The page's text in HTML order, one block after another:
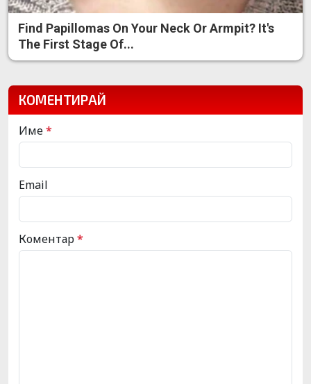
Find Papillomas On Your Neck Or Armpit? It's
The First Stage Of...
КОМЕНТИРАЙ
Име*
Email
Коментар*